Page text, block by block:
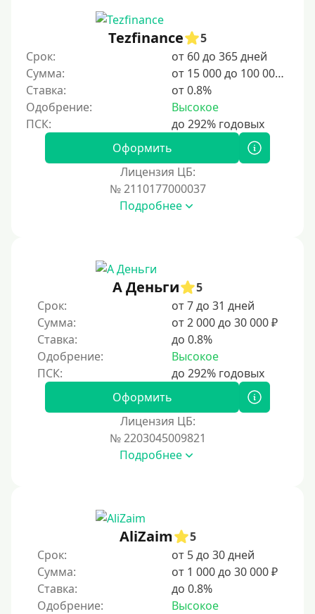
100 дней
4 месяца
5 месяцев
На полгода
10 месяцев
5 лет
Краткосрочные
Долгосрочные
Принятие решения
За час
Срочные
Моментальные онлайн
Tezfinance
5
Срок:
от 60 до 365 дней
Сумма:
от 15 000 до 100 000 ₽
Ставка:
от 0.8%
Одобрение:
Высокое
Оформить
Лицензия ЦБ:
№ 2110177000037
Подробнее
А Деньги
5
Срок:
от 7 до 31 дней
Сумма:
от 2 000 до 30 000 ₽
Ставка:
до 0.8%
Одобрение:
Высокое
Оформить
Лицензия ЦБ:
№ 2203045009821
Подробнее
AliZaim
5
Срок:
от 5 до 30 дней
Сумма:
от 1 000 до 30 000 ₽
Ставка:
до 0.8%
Одобрение:
Высокое